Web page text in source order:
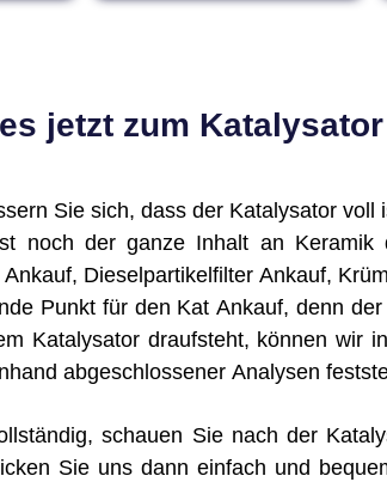
jetzt zum
Sie sich, dass der Katalysator voll
noch der ganze Inhalt an Keramik
Dieselpartikelfilter Ankauf,
Punkt für den Kat Ankauf, denn
Katalysator draufsteht, können wir
abgeschlossener Analysen
schauen Sie nach der
Sie uns dann einfach und